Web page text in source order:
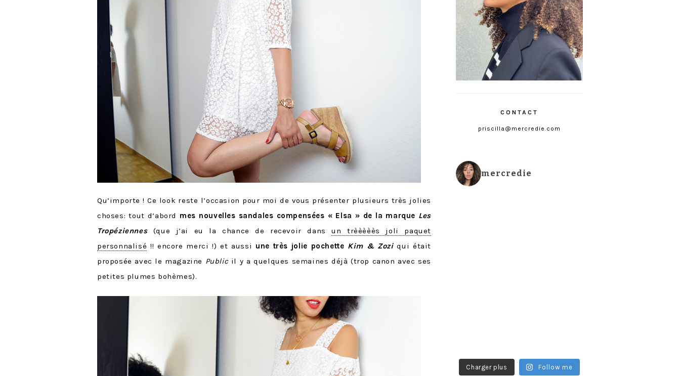
Qu’importe ! Ce look reste l’occasion pour moi de vous présenter plusieurs très jolies
choses: tout d’abord mes nouvelles sandales compensées « Elsa » de la marque Les
Tropéziennes(que j’ai eu la chance de recevoir dansun trèèèèès joli paquet
personnalisé !! encore merci !) et aussi une très jolie pochette Kim & Zozi qui était
proposée avec le magazine Public il y a quelques semaines déjà (trop canon avec ses
petites plumes bohèmes).
CONTACT
priscilla@mercredie.com
mercredie
Charger plus Follow me